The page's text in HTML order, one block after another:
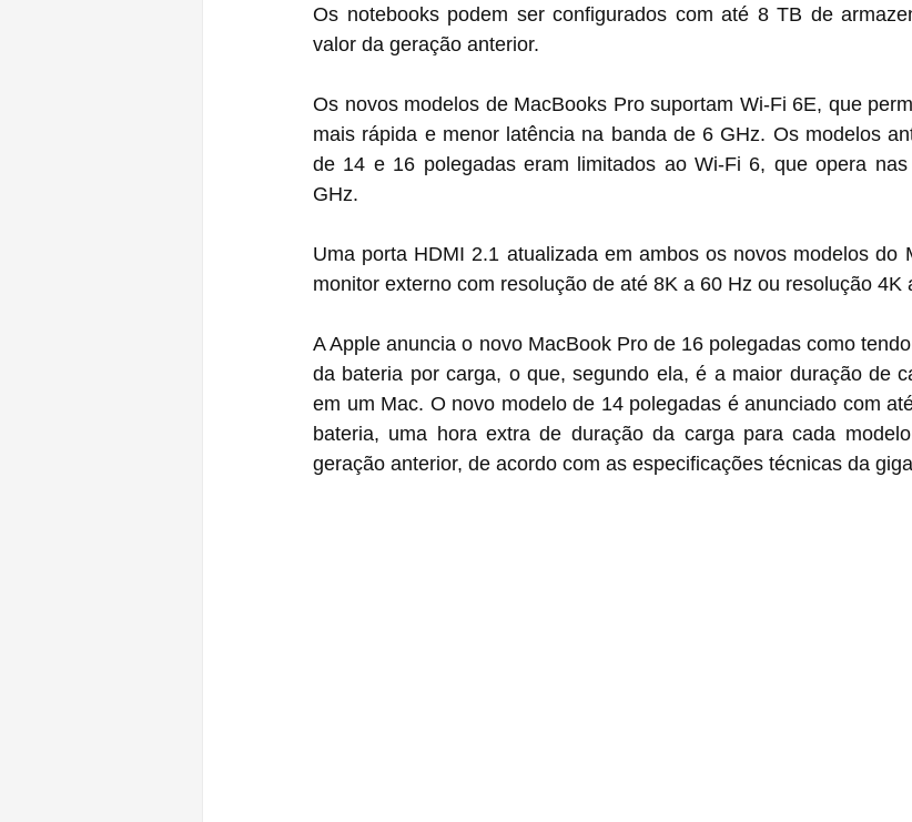
Os notebooks podem ser configurados com até 8 TB de
valor da geração anterior.
Os novos modelos de MacBooks Pro suportam Wi-Fi 6E, que
mais rápida e menor latência na banda de 6 GHz. Os modelos
de 14 e 16 polegadas eram limitados ao Wi-Fi 6, que opera
GHz.
Uma porta HDMI 2.1 atualizada em ambos os novos modelos do
monitor externo com resolução de até 8K a 60 Hz ou resolução 4K
A Apple anuncia o novo MacBook Pro de 16 polegadas como
da bateria por carga, o que, segundo ela, é a maior duração de
em um Mac. O novo modelo de 14 polegadas é anunciado com
bateria, uma hora extra de duração da carga para cada
geração anterior, de acordo com as especificações técnicas da